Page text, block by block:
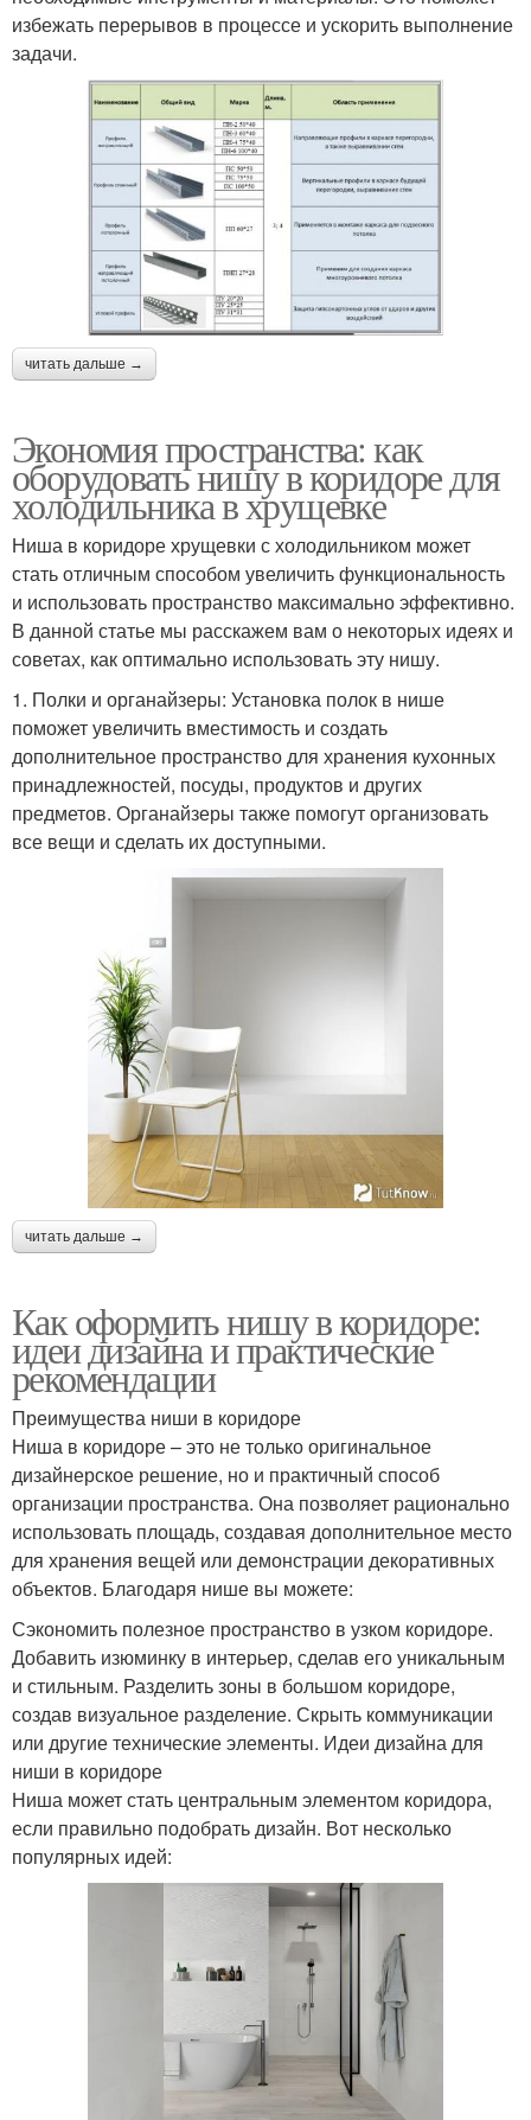
избежать перерывов в процессе и ускорить выполнение
задачи.
читать дальше →
Экономия пространства: как
оборудовать нишу в коридоре для
холодильника в хрущевке
Ниша в коридоре хрущевки с холодильником может
стать отличным способом увеличить функциональность
и использовать пространство максимально эффективно.
В данной статье мы расскажем вам о некоторых идеях и
советах, как оптимально использовать эту нишу.
1. Полки и органайзеры: Установка полок в нише
поможет увеличить вместимость и создать
дополнительное пространство для хранения кухонных
принадлежностей, посуды, продуктов и других
предметов. Органайзеры также помогут организовать
все вещи и сделать их доступными.
читать дальше →
Как оформить нишу в коридоре:
идеи дизайна и практические
рекомендации
Преимущества ниши в коридоре
Ниша в коридоре – это не только оригинальное
дизайнерское решение, но и практичный способ
организации пространства. Она позволяет рационально
использовать площадь, создавая дополнительное место
для хранения вещей или демонстрации декоративных
объектов. Благодаря нише вы можете:
Сэкономить полезное пространство в узком коридоре.
Добавить изюминку в интерьер, сделав его уникальным
и стильным. Разделить зоны в большом коридоре,
создав визуальное разделение. Скрыть коммуникации
или другие технические элементы. Идеи дизайна для
ниши в коридоре
Ниша может стать центральным элементом коридора,
если правильно подобрать дизайн. Вот несколько
популярных идей: